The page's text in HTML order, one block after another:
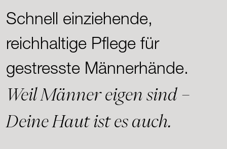
Schnell einziehende,
reichhaltige Pflege für
gestresste Männerhände.
Weil Männer eigen sind –
Deine Haut ist es auch.